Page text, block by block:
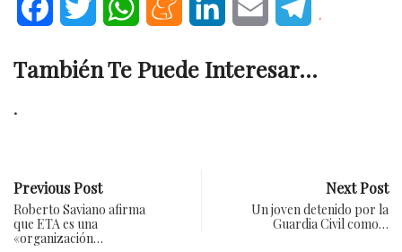
FacebookTwitter WhatsAppMeneameLinkedInEmail .
También Te Puede Interesar...
.
Previous Post
Roberto Saviano afirma
que ETA es una
«organización…
Next Post
Un joven detenido por la
Guardia Civil como…